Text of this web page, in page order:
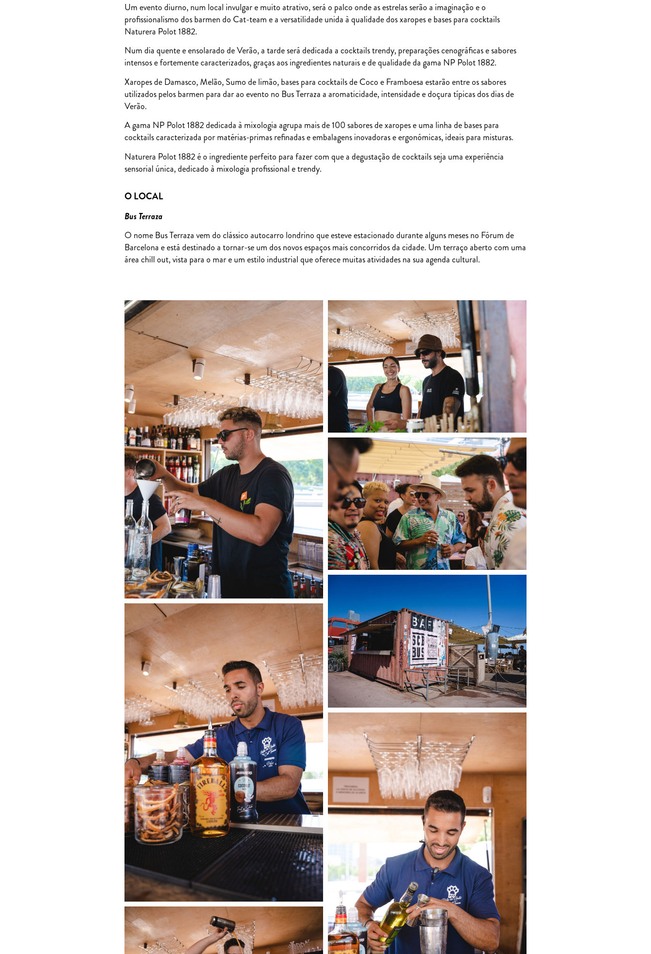
Um evento diurno, num local invulgar e muito atrativo, será o palco onde as estrelas serão a imaginação e o
profissionalismo dos barmen do Cat-team e a versatilidade unida à qualidade dos xaropes e bases para cocktails
Naturera Polot 1882.
Num dia quente e ensolarado de Verão, a tarde será dedicada a cocktails trendy, preparações cenográficas e sabores
intensos e fortemente caracterizados, graças aos ingredientes naturais e de qualidade da gama NP Polot 1882.
Xaropes de Damasco, Melão, Sumo de limão, bases para cocktails de Coco e Framboesa estarão entre os sabores
utilizados pelos barmen para dar ao evento no Bus Terraza a aromaticidade, intensidade e doçura típicas dos dias de
Verão.
A gama NP Polot 1882 dedicada à mixologia agrupa mais de 100 sabores de xaropes e uma linha de bases para
cocktails caracterizada por matérias-primas refinadas e embalagens inovadoras e ergonómicas, ideais para misturas.
Naturera Polot 1882 é o ingrediente perfeito para fazer com que a degustação de cocktails seja uma experiência
sensorial única, dedicado à mixologia profissional e trendy.
O LOCAL
Bus Terraza
O nome Bus Terraza vem do clássico autocarro londrino que esteve estacionado durante alguns meses no Fórum de
Barcelona e está destinado a tornar-se um dos novos espaços mais concorridos da cidade. Um terraço aberto com uma
área chill out, vista para o mar e um estilo industrial que oferece muitas atividades na sua agenda cultural.